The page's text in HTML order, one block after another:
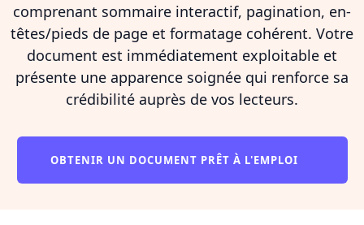
comprenant sommaire interactif, pagination, en-
têtes/pieds de page et formatage cohérent. Votre
document est immédiatement exploitable et
présente une apparence soignée qui renforce sa
crédibilité auprès de vos lecteurs.
OBTENIR UN DOCUMENT PRÊT À L'EMPLOI